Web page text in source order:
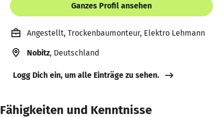
Ganzes Profil ansehen
Angestellt, Trockenbaumonteur, Elektro Lehmann
Nobitz, Deutschland
Logg Dich ein, um alle Einträge zu sehen.
Fähigkeiten und Kenntnisse